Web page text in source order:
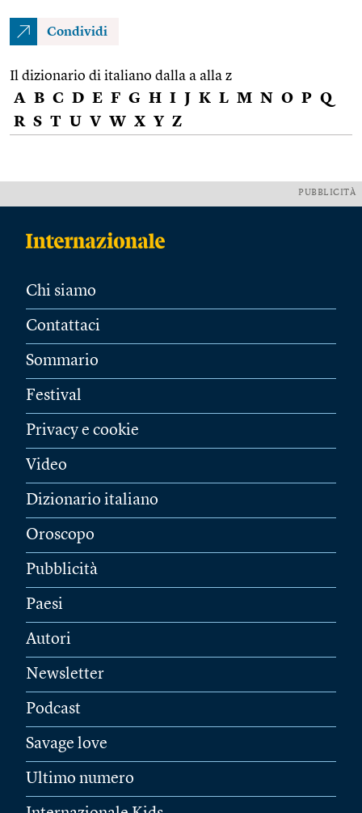
Condividi
Il dizionario di italiano dalla a alla z
A B C D E F G H I J K L M N O P Q
R S T U V W X Y Z
PUBBLICITÀ
Chi siamo
Contattaci
Sommario
Festival
Privacy e cookie
Video
Dizionario italiano
Oroscopo
Pubblicità
Paesi
Autori
Newsletter
Podcast
Savage love
Ultimo numero